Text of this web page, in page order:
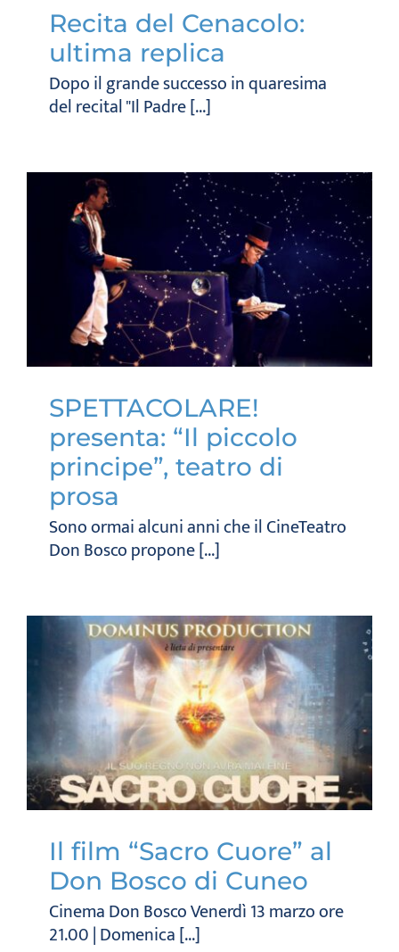
Recita del Cenacolo:
ultima replica
Dopo il grande successo in quaresima
del recital "Il Padre [...]
SPETTACOLARE!
presenta: “Il piccolo
principe”, teatro di
prosa
Sono ormai alcuni anni che il CineTeatro
Don Bosco propone [...]
Il film “Sacro Cuore” al
Don Bosco di Cuneo
Cinema Don Bosco Venerdì 13 marzo ore
21.00 | Domenica [...]